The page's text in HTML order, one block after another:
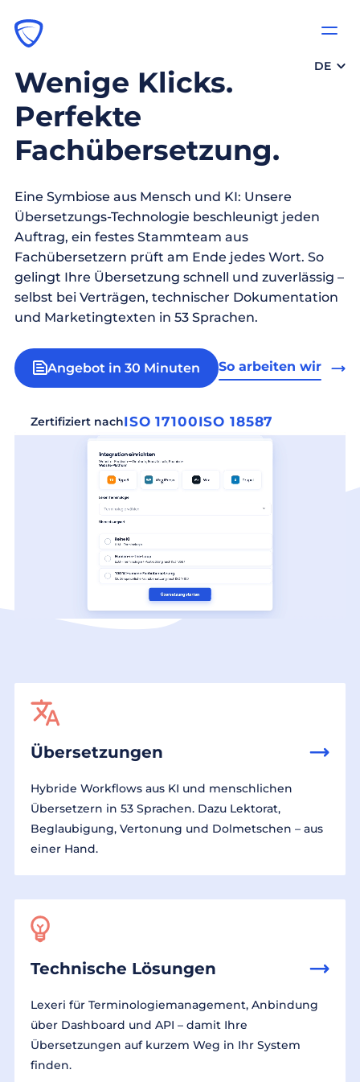
DE
Wenige Klicks.
Perfekte
Fachübersetzung.
Eine Symbiose aus Mensch und KI: Unsere
Übersetzungs-Technologie beschleunigt jeden
Auftrag, ein festes Stammteam aus
Fachübersetzern prüft am Ende jedes Wort. So
gelingt Ihre Übersetzung schnell und zuverlässig –
selbst bei Verträgen, technischer Dokumentation
und Marketingtexten in 53 Sprachen.
Angebot in 30 Minuten So arbeiten wir
Zertifiziert nachISO 17100ISO 18587
Übersetzungen
Hybride Workflows aus KI und menschlichen
Übersetzern in 53 Sprachen. Dazu Lektorat,
Beglaubigung, Vertonung und Dolmetschen – aus
einer Hand.
Technische Lösungen
Lexeri für Terminologiemanagement, Anbindung
über Dashboard und API – damit Ihre
Übersetzungen auf kurzem Weg in Ihr System
finden.